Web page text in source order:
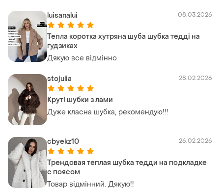
luisanalui 08.03.2026
Тепла коротка хутряна шуба шубка тедді на
ґудзиках
Дякую все відмінно
stojulia 28.02.2026
Круті шубки з лами
Дуже класна шубка, рекомендую!!!
cbyekz10 26.02.2026
Трендовая теплая шубка тедди на подкладке
с поясом
Товар відмінний. Дякую!!